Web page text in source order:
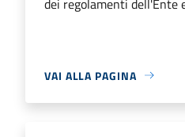
VAI ALLA PAGINA